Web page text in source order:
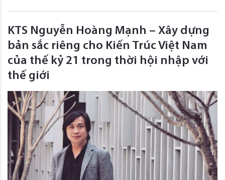
KTS Nguyễn Hoàng Mạnh – Xây dựng
bản sắc riêng cho Kiến Trúc Việt Nam
của thế kỷ 21 trong thời hội nhập với
thế giới